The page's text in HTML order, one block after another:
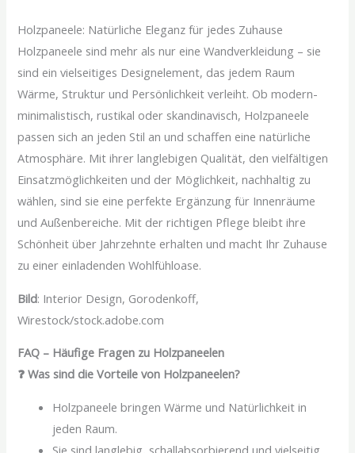
Holzpaneele: Natürliche Eleganz für jedes Zuhause
Holzpaneele sind mehr als nur eine Wandverkleidung – sie
sind ein vielseitiges Designelement, das jedem Raum
Wärme, Struktur und Persönlichkeit verleiht. Ob modern-
minimalistisch, rustikal oder skandinavisch, Holzpaneele
passen sich an jeden Stil an und schaffen eine natürliche
Atmosphäre. Mit ihrer langlebigen Qualität, den vielfältigen
Einsatzmöglichkeiten und der Möglichkeit, nachhaltig zu
wählen, sind sie eine perfekte Ergänzung für Innenräume
und Außenbereiche. Mit der richtigen Pflege bleibt ihre
Schönheit über Jahrzehnte erhalten und macht Ihr Zuhause
zu einer einladenden Wohlfühloase.
Bild: Interior Design, Gorodenkoff,
Wirestock/stock.adobe.com
FAQ – Häufige Fragen zu Holzpaneelen
❓ Was sind die Vorteile von Holzpaneelen?
Holzpaneele bringen Wärme und Natürlichkeit in
jeden Raum.
Sie sind langlebig, schallabsorbierend und vielseitig